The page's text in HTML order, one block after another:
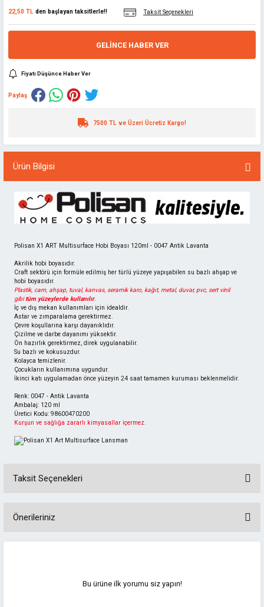
22,50 TL den başlayan taksitlerle!! Taksit Seçenekleri
GELINCE HABER VER
Fiyatı Düşünce Haber Ver
Paylaş
7500 TL ve Üzeri Ücretiz Kargo!
Ürün Bilgisi
Polisan X1 ART Multisurface Hobi Boyası 120ml - 0047 Antik Lavanta
Akrilik hobi boyasıdır.
Craft sektörü için formüle edilmiş her türlü yüzeye yapışabilen su bazlı ahşap ve
hobi boyasıdır.
Plastik, cam, ahşap, tuval, kanvas, seramik karo, kağıt, metal, duvar, pvc, sert vinil
gibitüm yüzeylerde kullanılır.
İç ve dış mekan kullanımları için idealdir.
Astar ve zımparalama gerektirmez.
Çevre koşullarına karşı dayanıklıdır.
Çizilme ve darbe dayanımı yüksektir.
Ön hazırlık gerektirmez, direk uygulanabilir.
Su bazlı ve kokusuzdur.
Kolayca temizlenir.
Çocukların kullanımına uygundur.
İkinci katı uygulamadan önce yüzeyin 24 saat tamamen kuruması beklenmelidir.
Renk: 0047 - Antik Lavanta
Ambalaj: 120 ml
Üretici Kodu: 98600470200
Kurşun ve sağlığa zararlı kimyasallar içermez.
Taksit Seçenekleri
Önerileriniz
Görüş ve önerileriniz için teşekkür ederiz.
Bu ürüne ilk yorumu siz yapın!